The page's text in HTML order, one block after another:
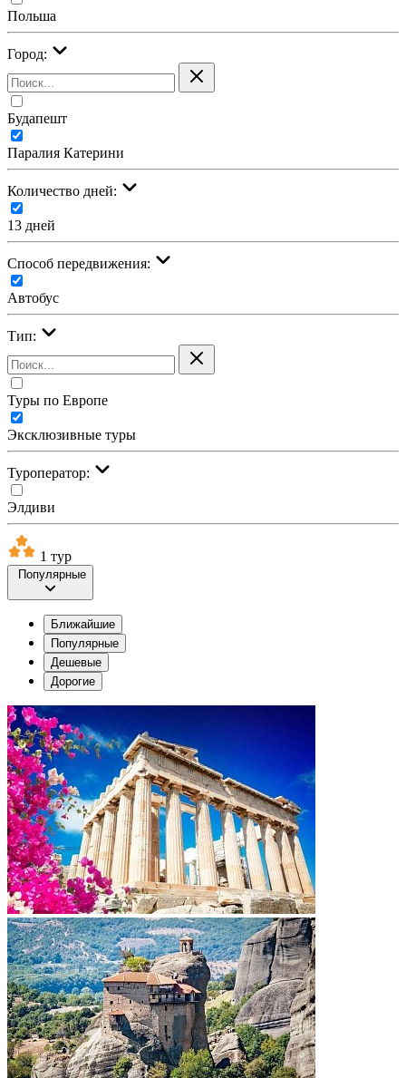
Польша
Город:
Будапешт
Паралия Катерини
Количество дней:
13 дней
Cпособ передвижения:
Автобус
Тип:
Туры по Европе
Эксклюзивные туры
Туроператор:
Элдиви
1 тур
Популярные
Ближайшие
Популярные
Дешевые
Дорогие